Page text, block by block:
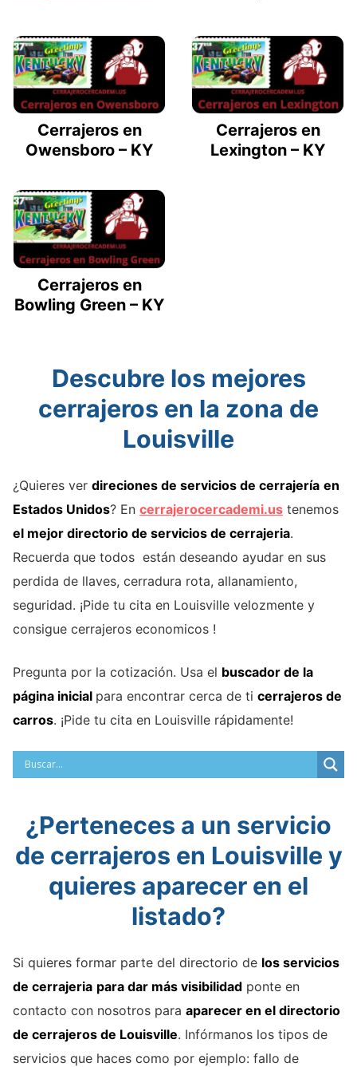
Cerrajeros en
Owensboro – KY
Cerrajeros en
Lexington – KY
Cerrajeros en
Bowling Green – KY
Descubre los mejores
cerrajeros en la zona de
Louisville
¿Quieres ver direciones de servicios de cerrajería en
Estados Unidos? En cerrajerocercademi.us tenemos
el mejor directorio de servicios de cerrajeria.
Recuerda que todos están deseando ayudar en sus
perdida de llaves, cerradura rota, allanamiento,
seguridad. ¡Pide tu cita en Louisville velozmente y
consigue cerrajeros economicos !
Pregunta por la cotización. Usa el buscador de la
página inicial para encontrar cerca de ti cerrajeros de
carros. ¡Pide tu cita en Louisville rápidamente!
¿Perteneces a un servicio
de cerrajeros en Louisville y
quieres aparecer en el
listado?
Si quieres formar parte del directorio de los servicios
de cerrajeria para dar más visibilidad ponte en
contacto con nosotros para aparecer en el directorio
de cerrajeros de Louisville. Infórmanos los tipos de
servicios que haces como por ejemplo: fallo de